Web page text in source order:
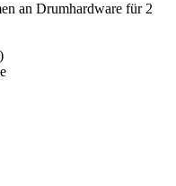
an Drumhardware für 2